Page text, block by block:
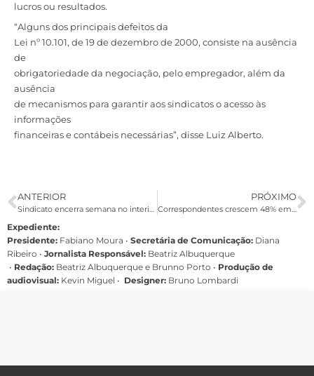
lucros ou resultados.
“Alguns dos principais defeitos da
Lei nº 10.101, de 19 de dezembro de 2000, consiste na ausência
de
obrigatoriedade da negociação, pelo empregador, além da
ausência
de mecanismos para garantir aos sindicatos o acesso às
informações
financeiras e contábeis necessárias”, disse Luiz Alberto.
ANTERIOR
Sindicato encerra semana no interior após visitar 40 agências em 10 cidades
PRÓXIMO
Correspondentes crescem 48% em sete anos e precarizam atendimento
Expediente:
Presidente: Fabiano Moura • Secretária de Comunicação: Diana
Ribeiro • Jornalista Responsável: Beatriz Albuquerque
• Redação: Beatriz Albuquerque e Brunno Porto • Produção de
audiovisual: Kevin Miguel • Designer: Bruno Lombardi